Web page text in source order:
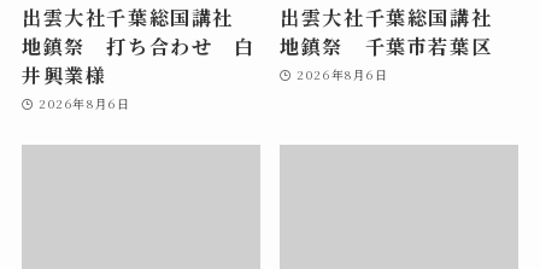
出雲大社千葉総国講社
地鎮祭 打ち合わせ 白
井興業様
2026年8月6日
出雲大社千葉総国講社
地鎮祭 千葉市若葉区
2026年8月6日